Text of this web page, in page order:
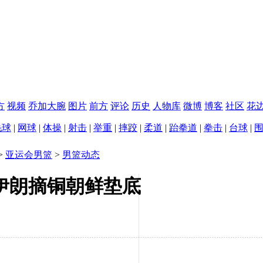
视频 乔加大腕 图片 前方 评论 历史 人物库 微博 博客 社区 花
球 | 网球 | 体操 | 射击 | 举重 | 摔跤 | 柔道 | 跆拳道 | 拳击 | 台球 |
亚运会男篮 > 男篮动态
朗摘铜朝鲜垫底